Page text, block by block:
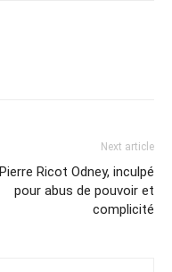
Next article
Pierre Ricot Odney, inculpé
pour abus de pouvoir et
complicité